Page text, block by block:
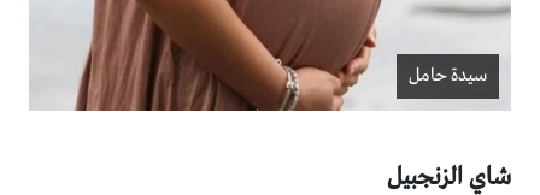
سيدة حامل
شاي الزنجبيل